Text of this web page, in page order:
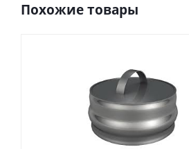
Похожие товары